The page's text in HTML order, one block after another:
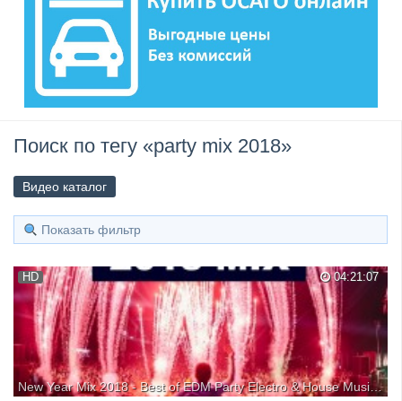
Поиск по тегу «party mix 2018»
Видео каталог
Показать фильтр
04:21:07
HD
New Year Mix 2018 - Best of EDM Party Electro & House Music для kirenga-smi.ru